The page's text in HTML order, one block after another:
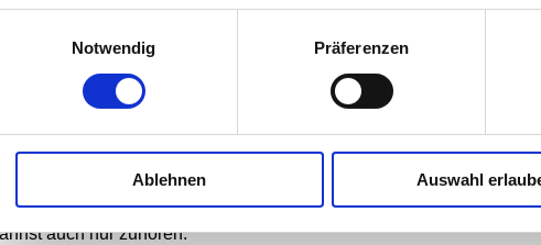
Notwendig
Präferenzen
Ablehnen Auswahl
über:
Schule oder Arbeit,
Selbständigkeit,
Freundschaft,
den eigenen Körper,
eigene Themen mitbringen.
auch nur zuhören.